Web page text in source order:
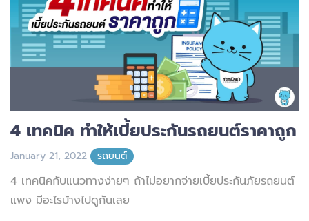
4 เทคนิค ทำให้เบี้ยประกันรถยนต์ราคาถูก
January 21, 2022 รถยนต์
4 เทคนิคกับแนวทางง่ายๆ ถ้าไม่อยากจ่ายเบี้ยประกันภัยรถยนต์
แพง มีอะไรบ้างไปดูกันเลย